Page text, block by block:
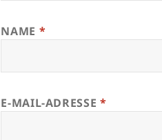
NAME *
E-MAIL-ADRESSE *